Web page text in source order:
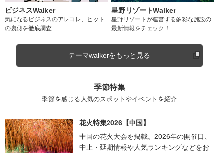
ビジネスWalker
気になるビジネスのアレコレ、ヒット
の裏側を徹底調査
星野リゾートWalker
星野リゾートが運営する多彩な施設の
最新情報をチェック！
テーマwalkerをもっと見る
季節特集
季節を感じる人気のスポットやイベントを紹介
花火特集2026【中国】
中国の花火大会を掲載。2026年の開催日、
中止・延期情報や人気ランキングなどをお